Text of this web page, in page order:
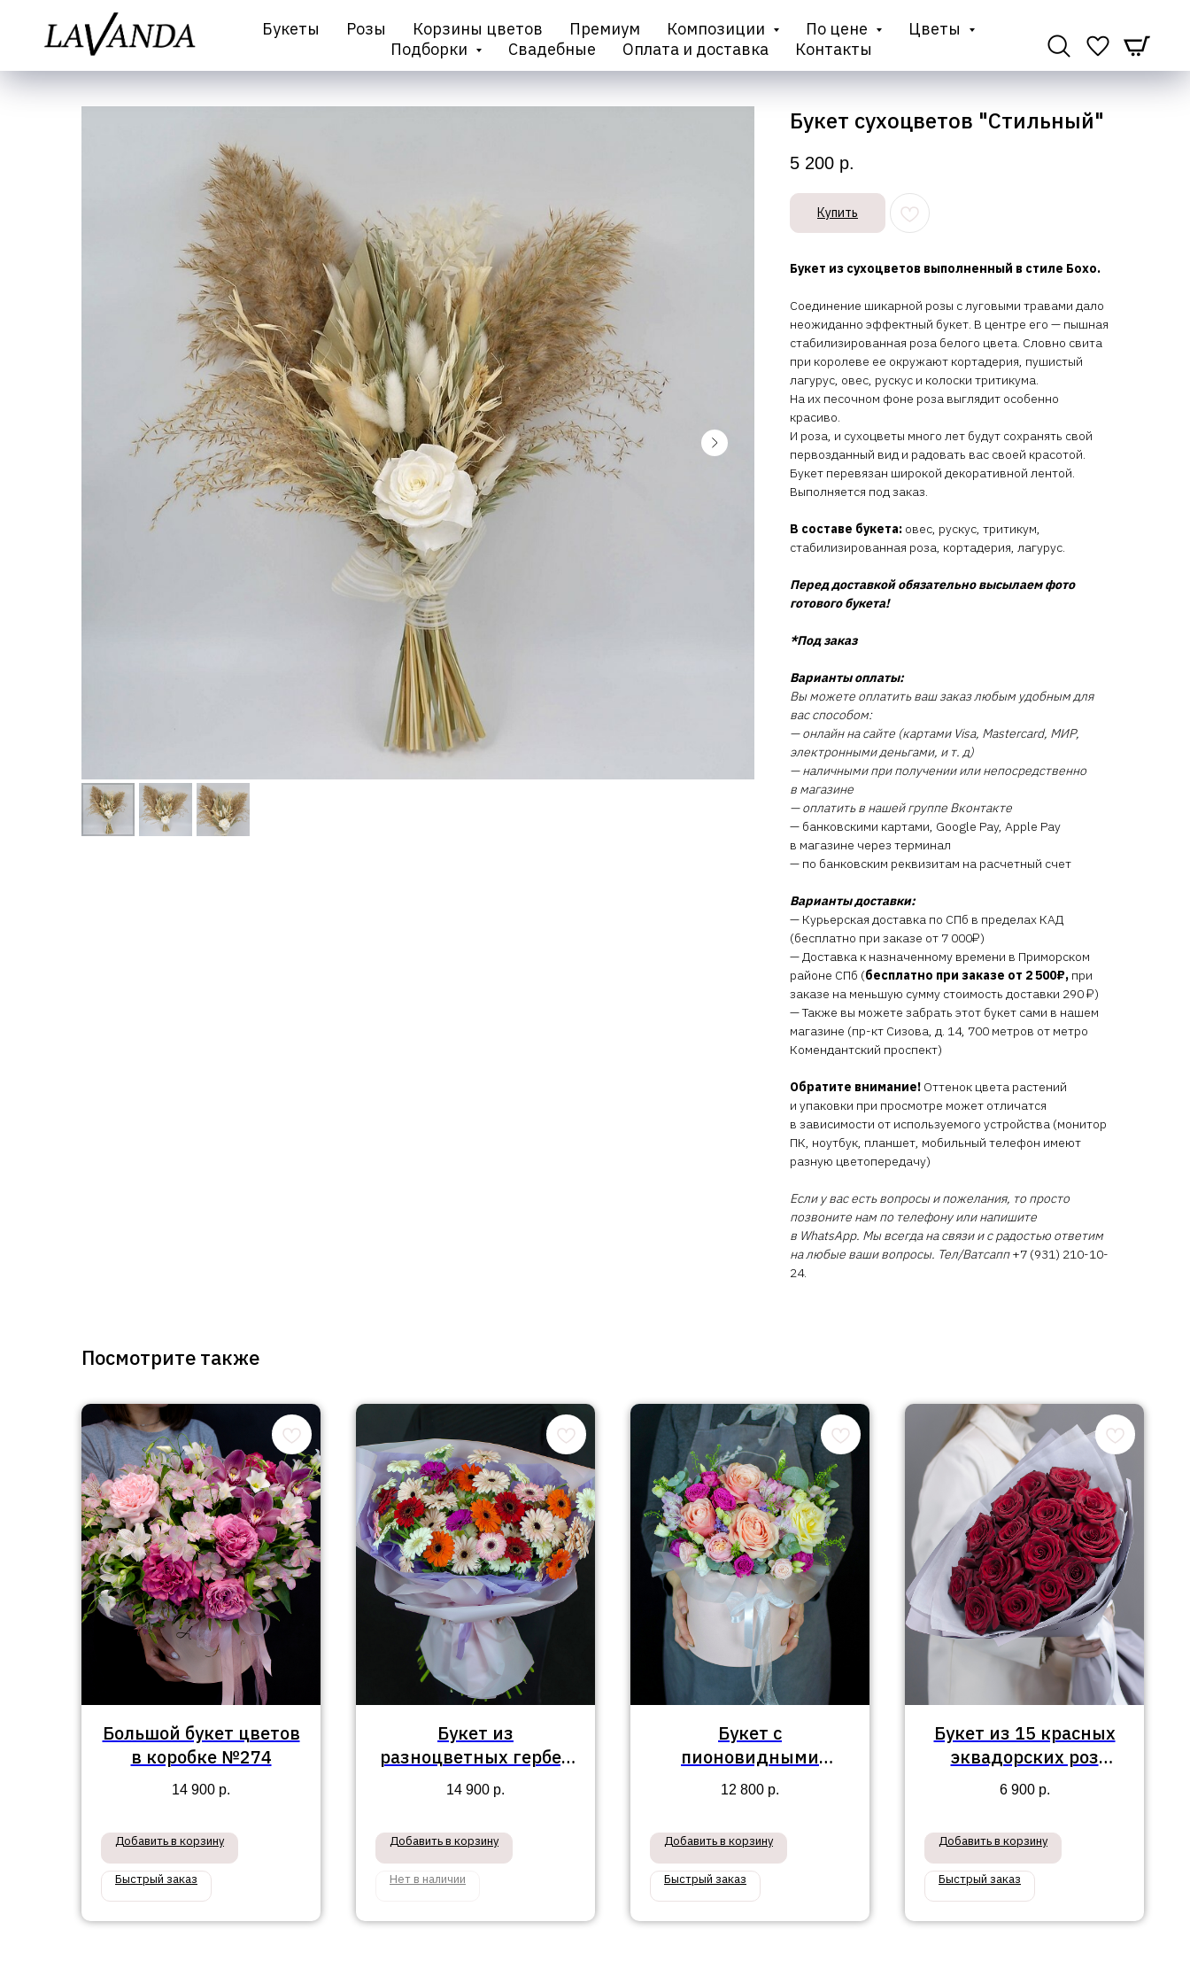
Букеты Розы Корзины цветов Премиум Композиции По цене
Цветы
Подборки
Свадебные Оплата и доставка Контакты
Букет сухоцветов "Стильный"
5 200 р.
Купить
Букет из сухоцветов выполненный в стиле Бохо.
Соединение шикарной розы с луговыми травами дало
неожиданно эффектный букет. В центре его — пышная
стабилизированная роза белого цвета. Словно свита
при королеве ее окружают кортадерия, пушистый
лагурус, овес, рускус и колоски тритикума.
На их песочном фоне роза выглядит особенно
красиво.
И роза, и сухоцветы много лет будут сохранять свой
первозданный вид и радовать вас своей красотой.
Букет перевязан широкой декоративной лентой.
Выполняется под заказ.
В составе букета: овес, рускус, тритикум,
стабилизированная роза, кортадерия, лагурус.
Перед доставкой обязательно высылаем фото
готового букета!
*Под заказ
Варианты оплаты:
Вы можете оплатить ваш заказ любым удобным для
вас способом:
— онлайн на сайте (картами Visa, Mastercard, МИР,
электронными деньгами, и т. д)
— наличными при получении или непосредственно
в магазине
— оплатить в нашей группе Вконтакте
— банковскими картами, Google Pay, Apple Pay
в магазине через терминал
— по банковским реквизитам на расчетный счет
Варианты доставки:
— Курьерская доставка по СПб в пределах КАД
(бесплатно при заказе от 7 000₽)
— Доставка к назначенному времени в Приморском
районе СПб (бесплатно при заказе от 2 500₽, при
заказе на меньшую сумму стоимость доставки 290 ₽)
— Также вы можете забрать этот букет сами в нашем
магазине (пр-кт Сизова, д. 14, 700 метров от метро
Комендантский проспект)
Обратите внимание! Оттенок цвета растений
и упаковки при просмотре может отличатся
в зависимости от используемого устройства (монитор
ПК, ноутбук, планшет, мобильный телефон имеют
разную цветопередачу)
Если у вас есть вопросы и пожелания, то просто
позвоните нам по телефону или напишите
в WhatsApp. Мы всегда на связи и с радостью ответим
на любые ваши вопросы. Тел/Ватсапп+7 (931) 210-10-
24.
Посмотрите также
Большой букет цветов
в коробке №274
14 900 р.
Добавить в корзину
Быстрый заказ
Букет из
разноцветных гербер
№460
14 900 р.
Добавить в корзину
Нет в наличии
Букет с
пионовидными
коралловыми розами,
кустовой розой и
эустомой в коробке
№377
12 800 р.
Добавить в корзину
Быстрый заказ
Букет из 15 красных
эквадорских роз
"Лиэн"
6 900 р.
Добавить в корзину
Быстрый заказ